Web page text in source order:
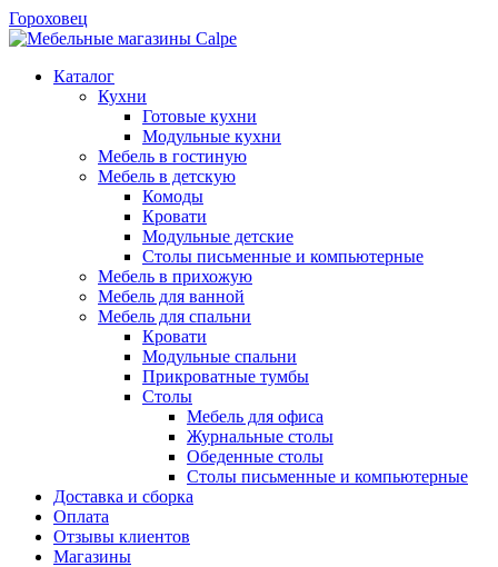
Гороховец
Каталог
Кухни
Готовые кухни
Модульные кухни
Мебель в гостиную
Мебель в детскую
Комоды
Кровати
Модульные детские
Столы письменные и компьютерные
Мебель в прихожую
Мебель для ванной
Мебель для спальни
Кровати
Модульные спальни
Прикроватные тумбы
Столы
Мебель для офиса
Журнальные столы
Обеденные столы
Столы письменные и компьютерные
Доставка и сборка
Оплата
Отзывы клиентов
Магазины